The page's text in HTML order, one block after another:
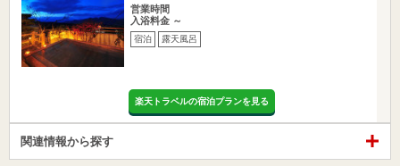
営業時間
入浴料金 ～
宿泊 露天風呂
楽天トラベルの宿泊プランを見る
関連情報から探す